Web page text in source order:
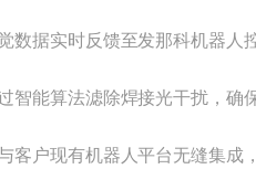
数据实时反馈至发那科机器人
智能算法滤除焊接光干扰，确
客户现有机器人平台无缝集成